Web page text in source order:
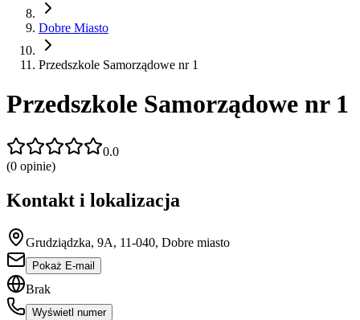
Dobre Miasto
Przedszkole Samorządowe nr 1
Przedszkole Samorządowe nr 1
0.0
(0 opinie)
Kontakt i lokalizacja
Grudziądzka, 9A, 11-040, Dobre miasto
Pokaż E-mail
Brak
Wyświetl numer